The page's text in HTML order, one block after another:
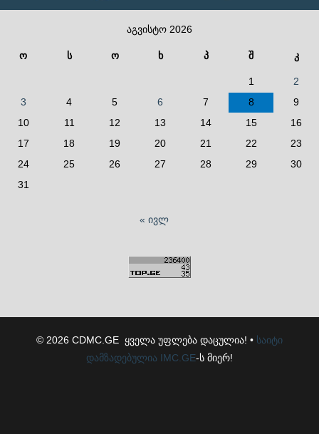
აგვისტო 2026
ო ს ო ხ პ შ კ
1
2
3
4 5 6 7 8
9
10
11 12 13 14 15
16
17
18 19 20 21 22
23
24
25 26 27 28 29
30
31
« ივლ
© 2026 CDMC.GE ყველა უფლება დაცულია! • საიტი
დამზადებულია
IMC.GE-ს მიერ!